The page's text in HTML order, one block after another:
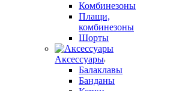
Комбинезоны
Плащи,
комбинезоны
Шорты
Аксессуары
Балаклавы
Банданы